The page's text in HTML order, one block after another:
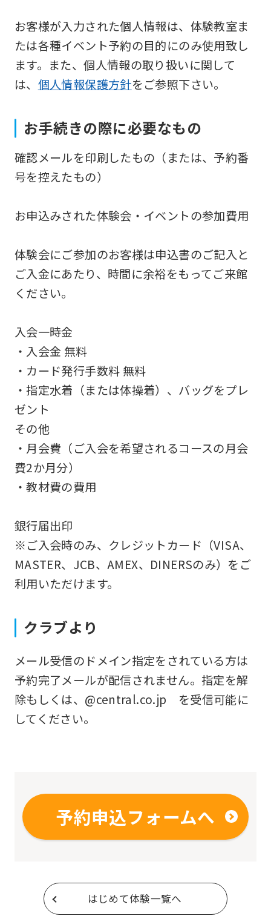
お客様が入力された個人情報は、体験教室ま
たは各種イベント予約の目的にのみ使用致し
ます。また、個人情報の取り扱いに関して
は、 個人情報保護方針をご参照下さい。
お手続きの際に必要なもの
確認メールを印刷したもの（または、予約番
号を控えたもの）
お申込みされた体験会・イベントの参加費用
体験会にご参加のお客様は申込書のご記入と
ご入金にあたり、時間に余裕をもってご来館
ください。
入会一時金
・入会金 無料
・カード発行手数料 無料
・指定水着（または体操着）、バッグをプレ
ゼント
その他
・月会費（ご入会を希望されるコースの月会
費2か月分）
・教材費の費用
銀行届出印
※ご入会時のみ、クレジットカード（VISA、
MASTER、JCB、AMEX、DINERSのみ）をご
利用いただけます。
クラブより
メール受信のドメイン指定をされている方は
予約完了メールが配信されません。指定を解
除もしくは、@central.co.jp を受信可能に
してください。
予約申込フォームへ
はじめて体験一覧へ
Japanese
version
of
this
website
be
translated
it
not
be
translation
may
the
that
you
using
the
service.